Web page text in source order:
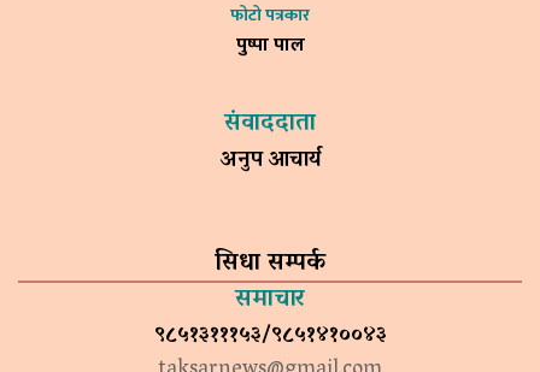
फोटो पत्रकार
पुष्पा पाल
संवाददाता
अनुप आचार्य
सिधा सम्पर्क
समाचार
९८५१३१११५३/९८५१४१००४३